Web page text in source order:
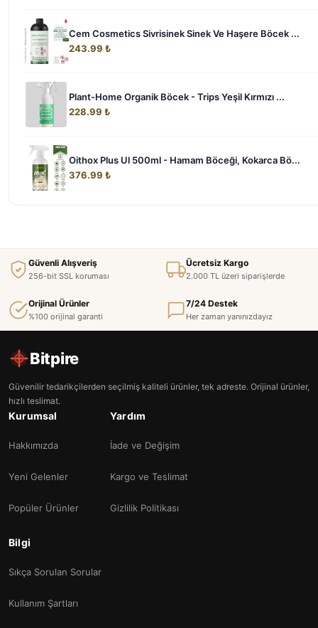
Cem Cosmetics Sivrisinek Sinek Ve Haşere Böcek ...
243.99 ₺
Plant-Home Organik Böcek - Trips Yeşil Kırmızı ...
228.99 ₺
Oithox Plus Ul 500ml - Hamam Böceği, Kokarca Bö...
376.99 ₺
Güvenli Alışveriş
256-bit SSL koruması
Ücretsiz Kargo
2.000 TL üzeri siparişlerde
Orijinal Ürünler
%100 orijinal garanti
7/24 Destek
Her zaman yanınızdayız
Bitpire
Güvenilir tedarikçilerden seçilmiş kaliteli ürünler, tek adreste. Orijinal ürünler,
hızlı teslimat.
Kurumsal
Hakkımızda
Yeni Gelenler
Popüler Ürünler
Yardım
İade ve Değişim
Kargo ve Teslimat
Gizlilik Politikası
Bilgi
Sıkça Sorulan Sorular
Kullanım Şartları